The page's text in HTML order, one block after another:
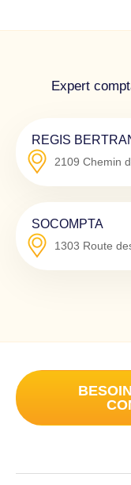
Expert
REGIS
2109 Chemin
SOCOMPTA
1303 Route